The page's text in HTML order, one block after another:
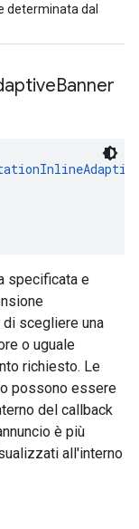
determinata dal
Banner
specificata e
scegliere una
o uguale
richiesto. Le
possono essere
del callback
è più
all'interno